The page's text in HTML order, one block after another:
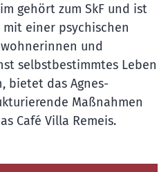
gehört zum SkF und ist
einer psychischen
und
selbstbestimmtes Leben
bietet das Agnes-
Maßnahmen
Café Villa Remeis.